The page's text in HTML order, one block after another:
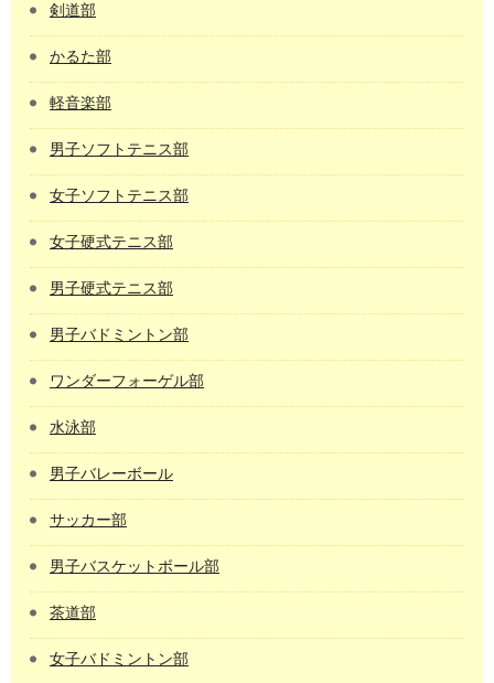
剣道部
かるた部
軽音楽部
男子ソフトテニス部
女子ソフトテニス部
女子硬式テニス部
男子硬式テニス部
男子バドミントン部
ワンダーフォーゲル部
水泳部
男子バレーボール
サッカー部
男子バスケットボール部
茶道部
女子バドミントン部